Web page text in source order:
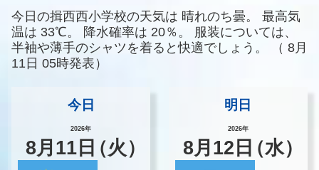
今日の揖西西小学校の天気は 晴れのち曇。
最高気
温は 33℃。 降水確率は 20％。
服装については、
半袖や薄手のシャツを着ると快適でしょう。
（ 8月
11日 05時発表）
今日
2026年
8月 11日（火）
明日
2026年
8月 12 日（水）